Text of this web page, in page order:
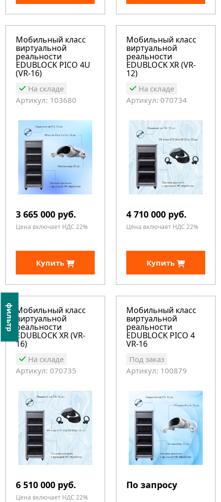
фильтр
Мобильный класс
виртуальной
реальности
EDUBLOCK PICO 4U
(VR-16)
На складе
Артикул: 103680
3 665 000 руб.
Цена включает НДС 22%
Купить
Мобильный класс
виртуальной
реальности
EDUBLOCK XR (VR-
12)
На складе
Артикул: 070734
4 710 000 руб.
Цена включает НДС 22%
Купить
Мобильный класс
виртуальной
реальности
EDUBLOCK XR (VR-
16)
На складе
Артикул: 070735
6 510 000 руб.
Цена включает НДС 22%
Мобильный класс
виртуальной
реальности
EDUBLOCK PICO 4
VR-16
Под заказ
Артикул: 100879
По запросу